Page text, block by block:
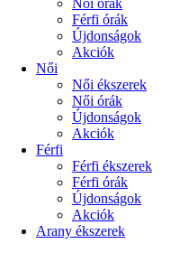
Női órák
Férfi órák
Újdonságok
Akciók
Női
Női ékszerek
Női órák
Újdonságok
Akciók
Férfi
Férfi ékszerek
Férfi órák
Újdonságok
Akciók
Arany ékszerek